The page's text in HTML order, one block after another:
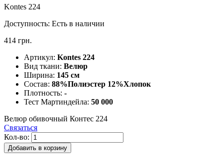
Kontes 224
Доступность: Есть в наличии
414 грн.
Артикул: Kontes 224
Вид ткани: Велюр
Ширина: 145 см
Состав: 88%Полиэстер 12%Хлопок
Плотность: -
Тест Мартиндейла: 50 000
Велюр обивочный Контес 224
Связаться
Кол-во:
Добавить в корзину